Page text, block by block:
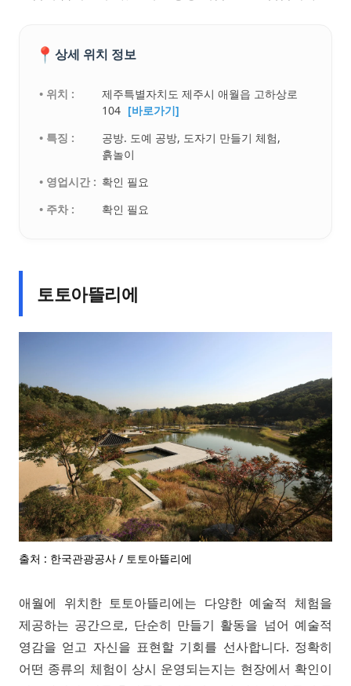
📍 상세 위치 정보
• 위치 :
제주특별자치도 제주시 애월읍 고하상로
104 [바로가기]
• 특징 :
공방. 도예 공방, 도자기 만들기 체험,
흙놀이
• 영업시간 : 확인 필요
• 주차 :
확인 필요
토토아뜰리에
출처 : 한국관광공사 / 토토아뜰리에
애월에 위치한 토토아뜰리에는 다양한 예술적 체험을
제공하는 공간으로, 단순히 만들기 활동을 넘어 예술적
영감을 얻고 자신을 표현할 기회를 선사합니다. 정확히
어떤 종류의 체험이 상시 운영되는지는 현장에서 확인이